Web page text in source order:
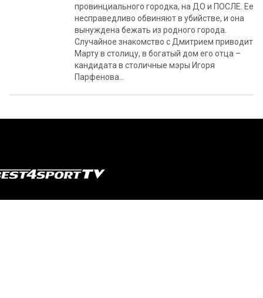
провинциального городка, на ДО и ПОСЛЕ. Ее
несправедливо обвиняют в убийстве, и она
вынуждена бежать из родного города.
Случайное знакомство с Дмитрием приводит
Марту в столицу, в богатый дом его отца –
кандидата в столичные мэры Игоря
Парфенова...